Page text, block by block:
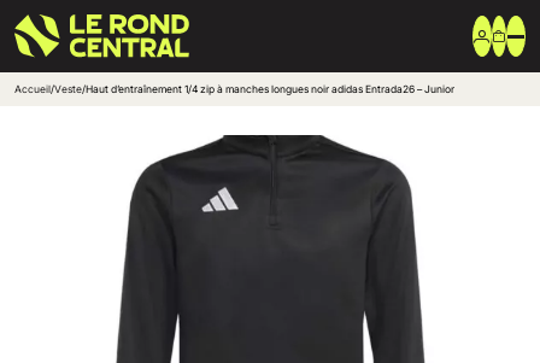
Haut de survêtement
Bas de survêtement
Shorts & Chaussettes
Vêtements techniques
Sac & Bagagerie
Accessoires entrainement
Accueil/Veste/Haut d’entraînement 1/4 zip à manches longues noir adidas Entrada26 – Junior